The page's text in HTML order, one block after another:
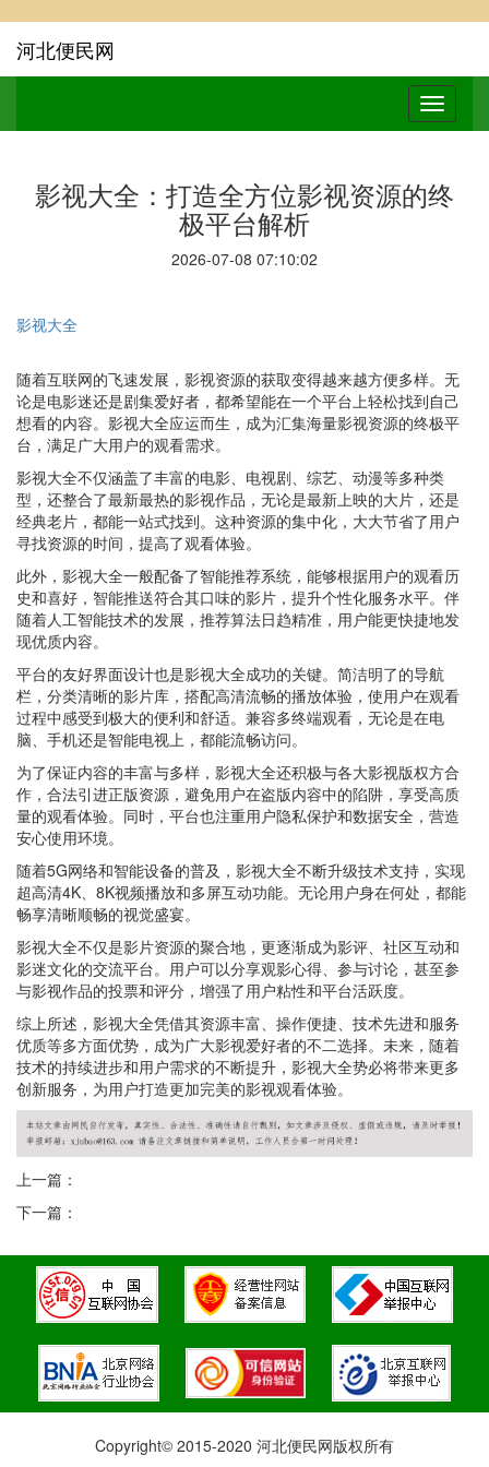
河北便民网
影视大全：打造全方位影视资源的终
极平台解析
2026-07-08 07:10:02
影视大全
随着互联网的飞速发展，影视资源的获取变得越来越方便多样。无
论是电影迷还是剧集爱好者，都希望能在一个平台上轻松找到自己
想看的内容。影视大全应运而生，成为汇集海量影视资源的终极平
台，满足广大用户的观看需求。
影视大全不仅涵盖了丰富的电影、电视剧、综艺、动漫等多种类
型，还整合了最新最热的影视作品，无论是最新上映的大片，还是
经典老片，都能一站式找到。这种资源的集中化，大大节省了用户
寻找资源的时间，提高了观看体验。
此外，影视大全一般配备了智能推荐系统，能够根据用户的观看历
史和喜好，智能推送符合其口味的影片，提升个性化服务水平。伴
随着人工智能技术的发展，推荐算法日趋精准，用户能更快捷地发
现优质内容。
平台的友好界面设计也是影视大全成功的关键。简洁明了的导航
栏，分类清晰的影片库，搭配高清流畅的播放体验，使用户在观看
过程中感受到极大的便利和舒适。兼容多终端观看，无论是在电
脑、手机还是智能电视上，都能流畅访问。
为了保证内容的丰富与多样，影视大全还积极与各大影视版权方合
作，合法引进正版资源，避免用户在盗版内容中的陷阱，享受高质
量的观看体验。同时，平台也注重用户隐私保护和数据安全，营造
安心使用环境。
随着5G网络和智能设备的普及，影视大全不断升级技术支持，实现
超高清4K、8K视频播放和多屏互动功能。无论用户身在何处，都能
畅享清晰顺畅的视觉盛宴。
影视大全不仅是影片资源的聚合地，更逐渐成为影评、社区互动和
影迷文化的交流平台。用户可以分享观影心得、参与讨论，甚至参
与影视作品的投票和评分，增强了用户粘性和平台活跃度。
综上所述，影视大全凭借其资源丰富、操作便捷、技术先进和服务
优质等多方面优势，成为广大影视爱好者的不二选择。未来，随着
技术的持续进步和用户需求的不断提升，影视大全势必将带来更多
创新服务，为用户打造更加完美的影视观看体验。
上一篇：
下一篇：
Copyright© 2015-2020 河北便民网版权所有